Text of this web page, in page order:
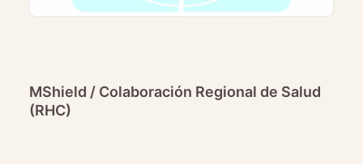
MShield / Colaboración Regional de Salud
(RHC)